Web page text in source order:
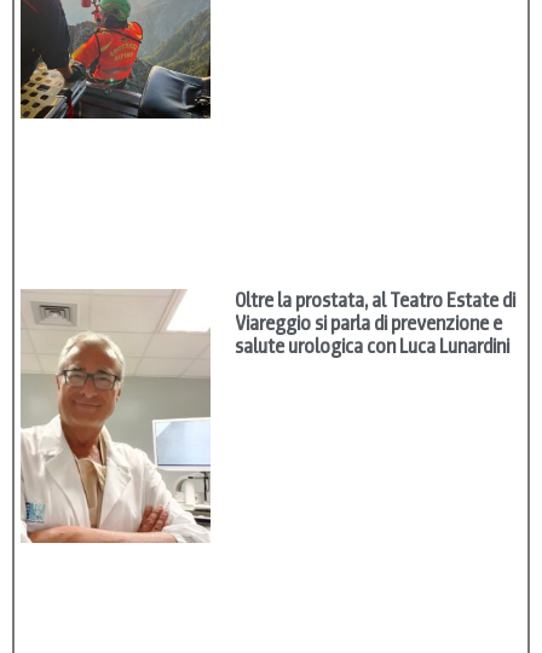
Oltre la prostata, al Teatro Estate di
Viareggio si parla di prevenzione e
salute urologica con Luca Lunardini